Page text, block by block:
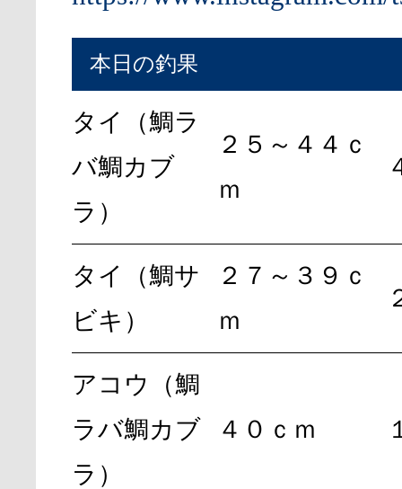
本日の釣果
タイ（鯛ラ
バ鯛カブ
ラ）
２５～４４ｃ
ｍ
タイ（鯛サ
ビキ）
２７～３９ｃ
ｍ
アコウ（鯛
ラバ鯛カブ
ラ）
４０ｃｍ